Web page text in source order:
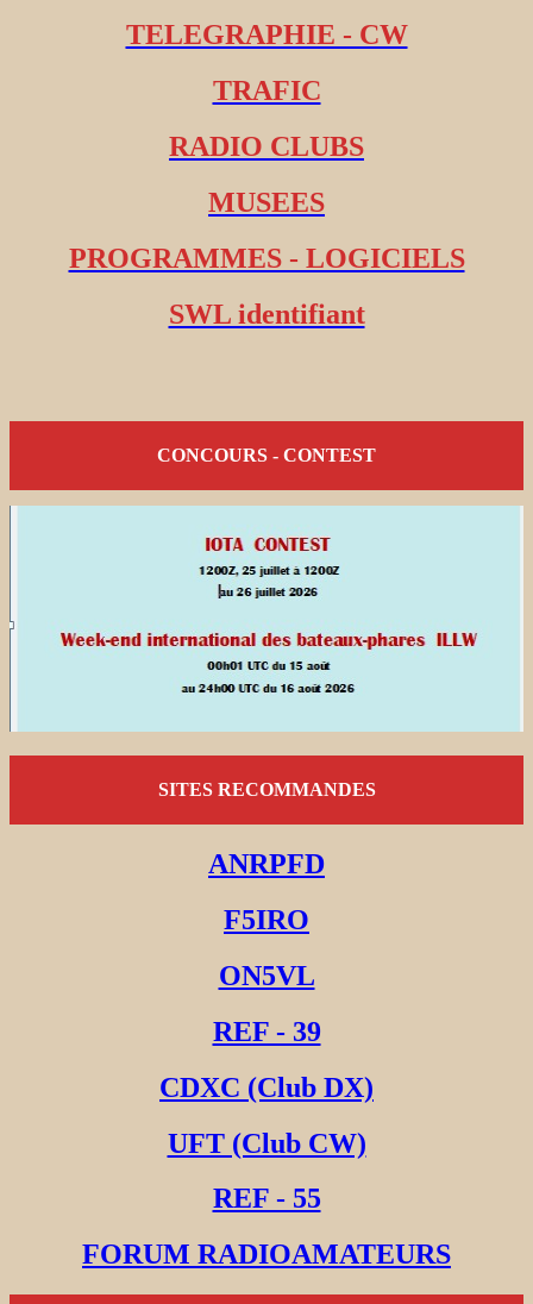
TELEGRAPHIE - CW
TRAFIC
RADIO CLUBS
MUSEES
PROGRAMMES - LOGICIELS
SWL identifiant
CONCOURS - CONTEST
SITES RECOMMANDES
ANRPFD
F5IRO
ON5VL
REF - 39
CDXC (Club DX)
UFT (Club CW)
REF - 55
FORUM RADIOAMATEURS